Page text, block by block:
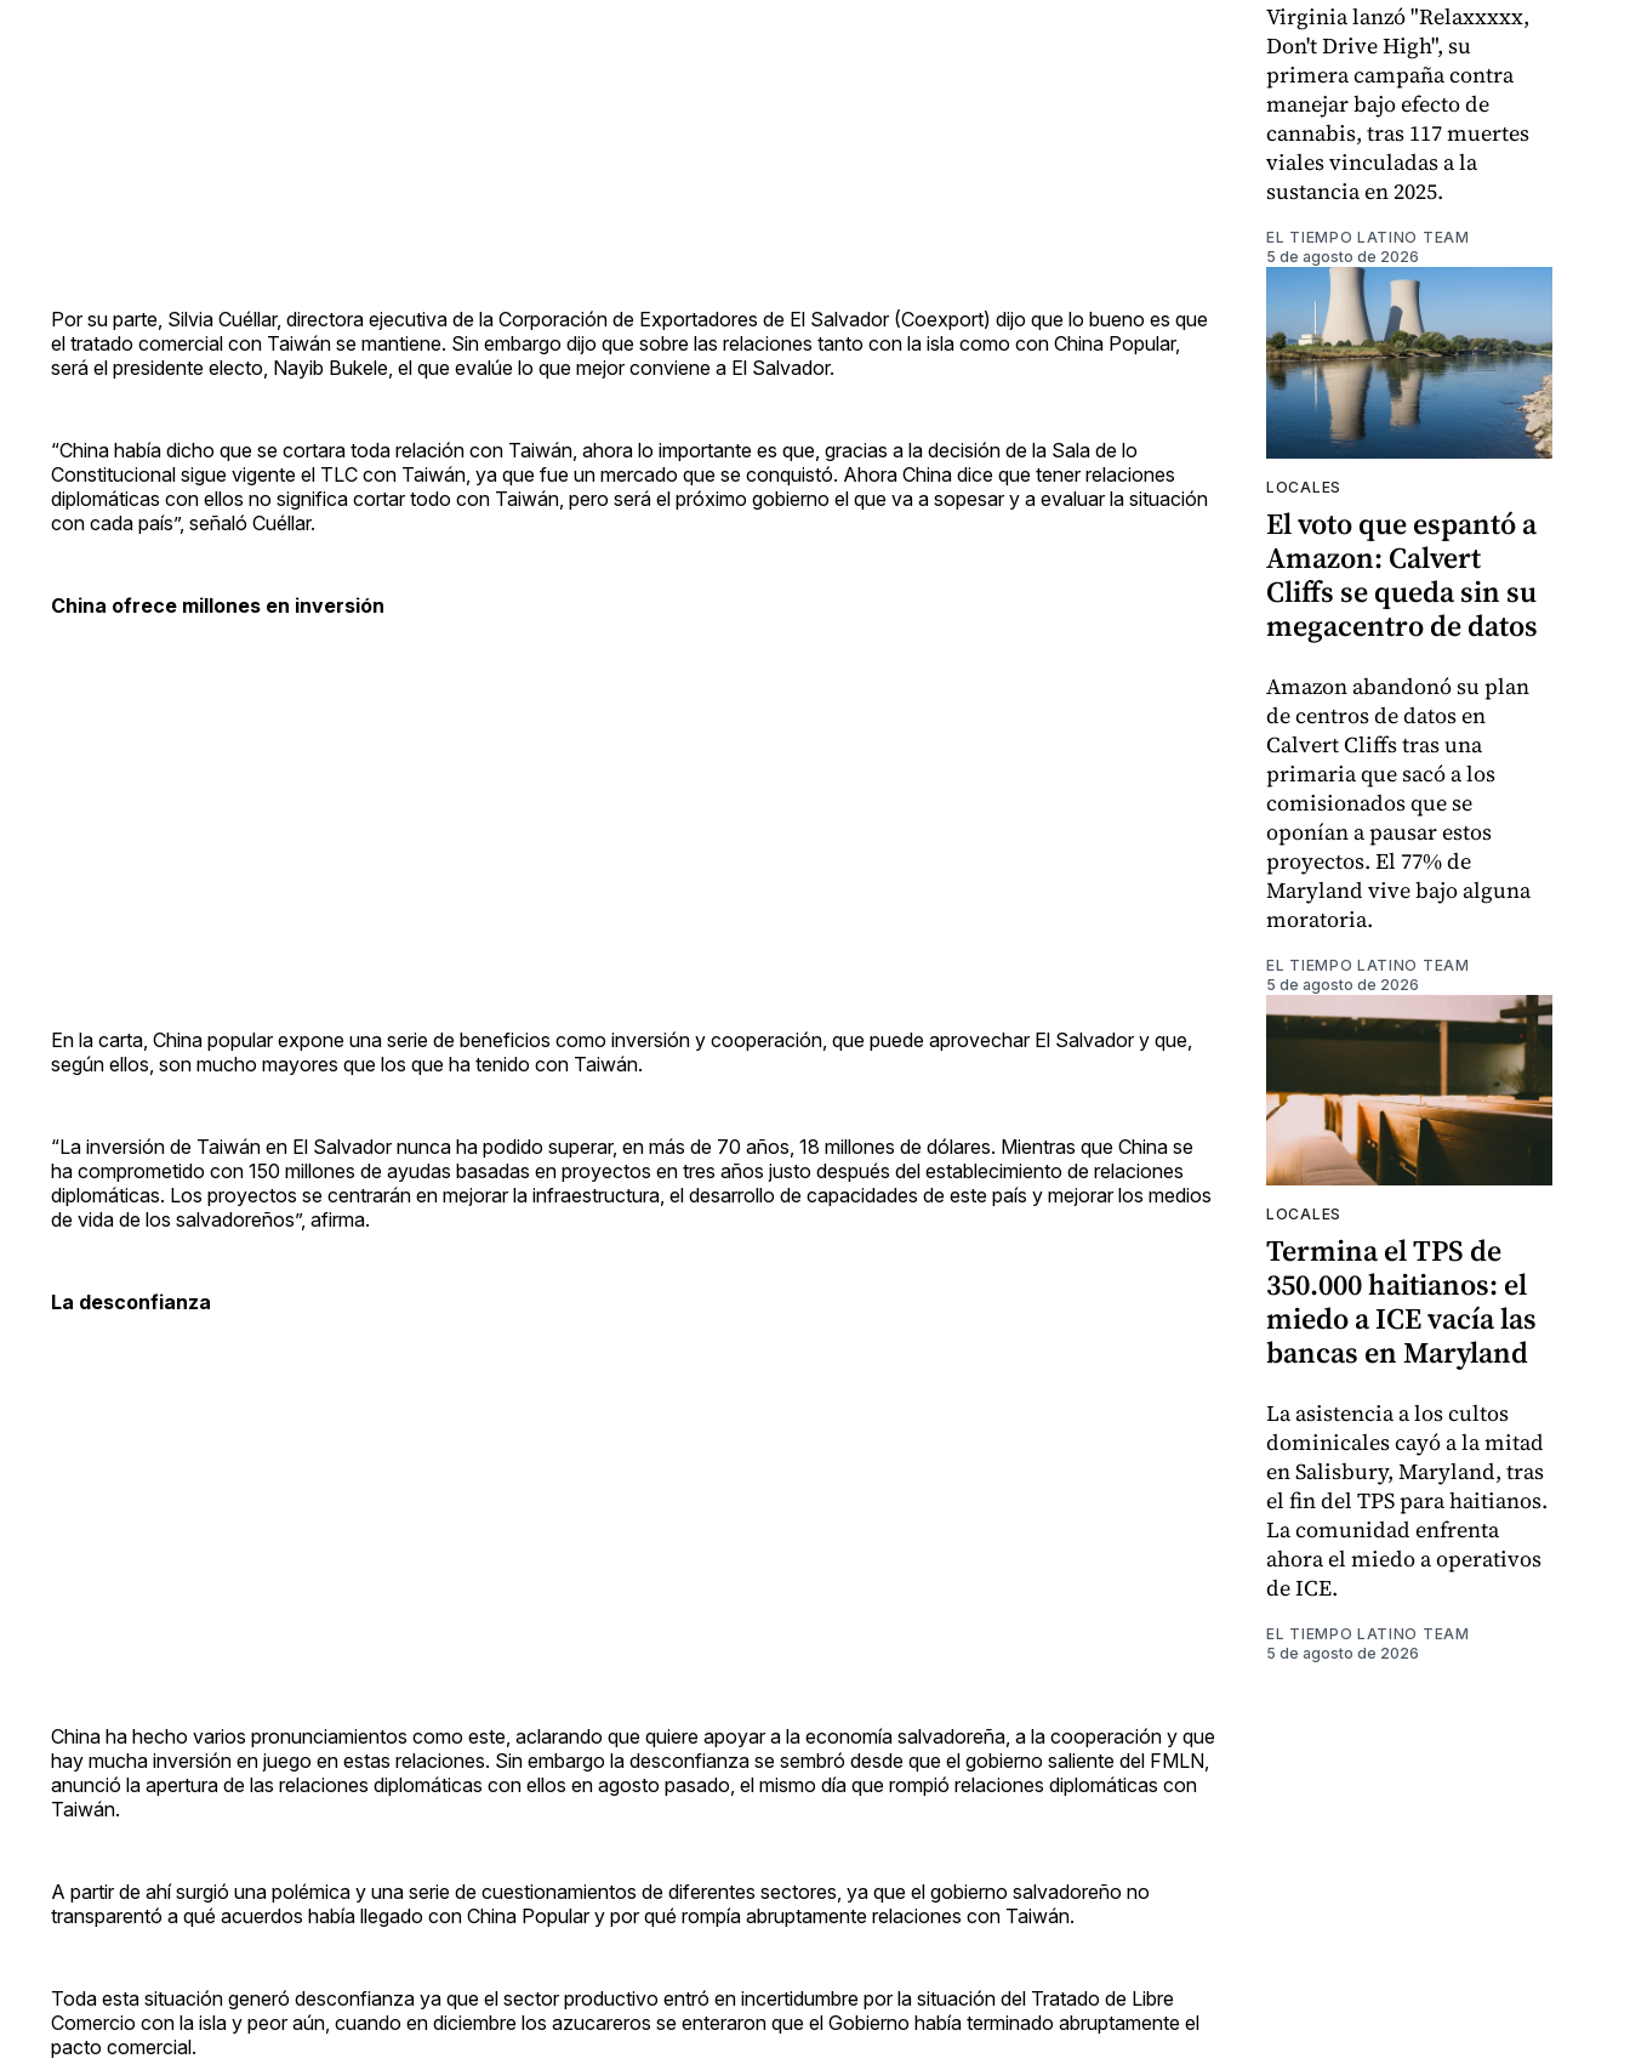
Por su parte, Silvia Cuéllar, directora ejecutiva de la Corporación de Exportadores de El Salvador (Coexport) dijo que lo bueno es que
el tratado comercial con Taiwán se mantiene. Sin embargo dijo que sobre las relaciones tanto con la isla como con China Popular,
será el presidente electo, Nayib Bukele, el que evalúe lo que mejor conviene a El Salvador.
“China había dicho que se cortara toda relación con Taiwán, ahora lo importante es que, gracias a la decisión de la Sala de lo
Constitucional sigue vigente el TLC con Taiwán, ya que fue un mercado que se conquistó. Ahora China dice que tener relaciones
diplomáticas con ellos no significa cortar todo con Taiwán, pero será el próximo gobierno el que va a sopesar y a evaluar la situación
con cada país”, señaló Cuéllar.
China ofrece millones en inversión
En la carta, China popular expone una serie de beneficios como inversión y cooperación, que puede aprovechar El Salvador y que,
según ellos, son mucho mayores que los que ha tenido con Taiwán.
“La inversión de Taiwán en El Salvador nunca ha podido superar, en más de 70 años, 18 millones de dólares. Mientras que China se
ha comprometido con 150 millones de ayudas basadas en proyectos en tres años justo después del establecimiento de relaciones
diplomáticas. Los proyectos se centrarán en mejorar la infraestructura, el desarrollo de capacidades de este país y mejorar los medios
de vida de los salvadoreños”, afirma.
La desconfianza
China ha hecho varios pronunciamientos como este, aclarando que quiere apoyar a la economía salvadoreña, a la cooperación y que
hay mucha inversión en juego en estas relaciones. Sin embargo la desconfianza se sembró desde que el gobierno saliente del FMLN,
anunció la apertura de las relaciones diplomáticas con ellos en agosto pasado, el mismo día que rompió relaciones diplomáticas con
Taiwán.
A partir de ahí surgió una polémica y una serie de cuestionamientos de diferentes sectores, ya que el gobierno salvadoreño no
transparentó a qué acuerdos había llegado con China Popular y por qué rompía abruptamente relaciones con Taiwán.
Toda esta situación generó desconfianza ya que el sector productivo entró en incertidumbre por la situación del Tratado de Libre
Comercio con la isla y peor aún, cuando en diciembre los azucareros se enteraron que el Gobierno había terminado abruptamente el
pacto comercial.
Virginia lanzó "Relaxxxxx,
Don't Drive High", su
primera campaña contra
manejar bajo efecto de
cannabis, tras 117 muertes
viales vinculadas a la
sustancia en 2025.
EL TIEMPO LATINO TEAM
5 de agosto de 2026
LOCALES
El voto que espantó a
Amazon: Calvert
Cliffs se queda sin su
megacentro de datos
Amazon abandonó su plan
de centros de datos en
Calvert Cliffs tras una
primaria que sacó a los
comisionados que se
oponían a pausar estos
proyectos. El 77% de
Maryland vive bajo alguna
moratoria.
EL TIEMPO LATINO TEAM
5 de agosto de 2026
LOCALES
Termina el TPS de
350.000 haitianos: el
miedo a ICE vacía las
bancas en Maryland
La asistencia a los cultos
dominicales cayó a la mitad
en Salisbury, Maryland, tras
el fin del TPS para haitianos.
La comunidad enfrenta
ahora el miedo a operativos
de ICE.
EL TIEMPO LATINO TEAM
5 de agosto de 2026